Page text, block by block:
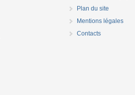
Plan du site
Mentions légales
Contacts